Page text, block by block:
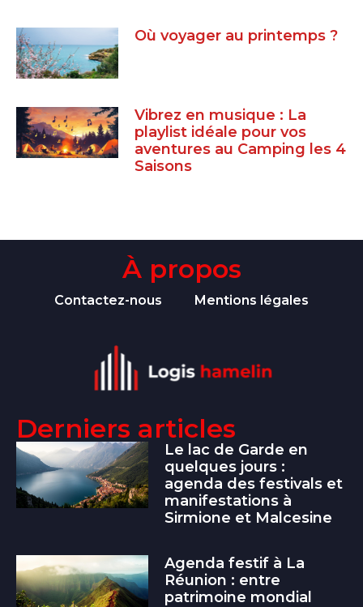
Où voyager au printemps ?
Vibrez en musique : La
playlist idéale pour vos
aventures au Camping les 4
Saisons
À propos
Contactez-nous Mentions légales
Derniers articles
Le lac de Garde en
quelques jours :
agenda des festivals et
manifestations à
Sirmione et Malcesine
Agenda festif à La
Réunion : entre
patrimoine mondial